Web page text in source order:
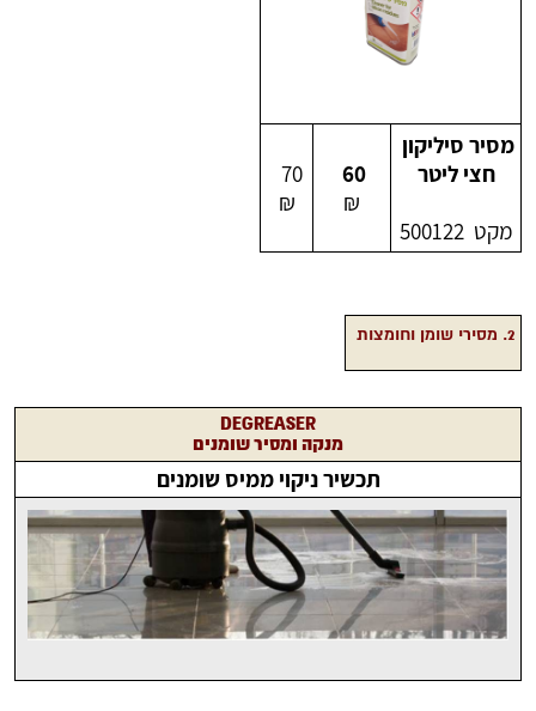
מסיר סיליקון
חצי ליטר
מקט 500122
60
₪
70
₪
2. מסירי שומן וחומצות
DEGREASER
מנקה ומסיר שומנים
תכשיר ניקוי ממיס שומנים